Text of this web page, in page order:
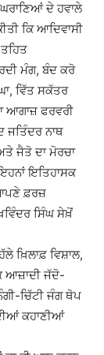
ਦੇ ਹਵਾਲੇ
ਕਿ ਆਦਿਵਾਸੀ
ਮੰਗ, ਬੰਦ ਕਰੋ
ਵਿੱਤ ਸਕੱਤਰ
ਆਗਾਜ਼ ਫਰਵਰੀ
ਜਤਿੰਦਰ ਨਾਥ
ਜੈਤੋ ਦਾ ਮੋਰਚਾ
ਇਤਿਹਾਸਕ
ਫ਼ਰਜ਼
ਸਿੰਘ ਸੇਖ਼ੋਂ
ਖ਼ਿਲਾਫ਼ ਵਿਸ਼ਾਲ,
ਆਜ਼ਾਦੀ ਜੱਦੋ-
ਚਿੱਟੀ ਜੰਗ ਥੋਪ
ਕਹਾਣੀਆਂ